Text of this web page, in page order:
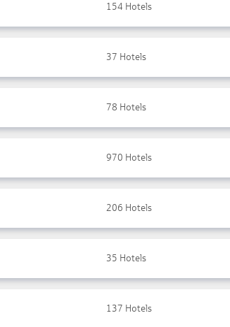
154 Hotels
37 Hotels
78 Hotels
970 Hotels
206 Hotels
35 Hotels
137 Hotels